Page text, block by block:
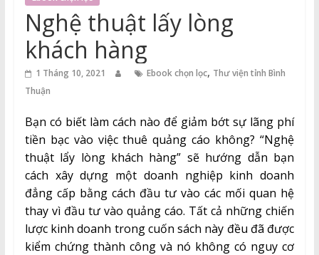
Thuận
Cổng
Vào
Tri
Thức
Nghệ thuật lấy lòng
khách hàng
1 Tháng 10, 2021 Ebook chọn lọc, Thư viện tỉnh Bình
Thuận
Bạn có biết làm cách nào để giảm bớt sự lãng phí
tiền bạc vào việc thuê quảng cáo không? “Nghệ
thuật lẩy lòng khách hàng” sẽ hướng dẫn bạn
cách xây dựng một doanh nghiệp kinh doanh
đẳng cấp bằng cách đầu tư vào các mối quan hệ
thay vì đầu tư vào quảng cáo. Tất cả những chiến
lược kinh doanh trong cuốn sách này đều đã được
kiểm chứng thành công và nó không có nguy cơ